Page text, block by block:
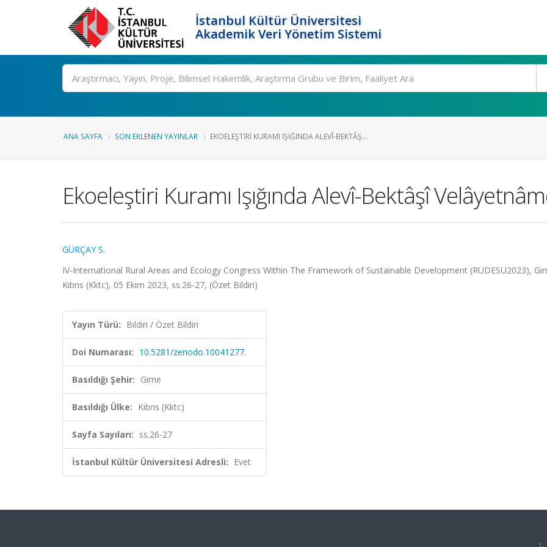
İstanbul Kültür Üniversitesi
Akademik Veri Yönetim Sistemi
Ara
ANA SAYFA SON EKLENEN YAYINLAR EKOELEŞTIRI KURAMI IŞIĞINDA ALEVÎ-BEKTÂŞ...
Ekoeleştiri Kuramı Işığında Alevî-Bektâşî
GÜRÇAY S.
IV-International Rural Areas and Ecology Congress Within The Framework of Sustainable Development (RUDESU2023),
Kıbrıs (Kktc), 05 Ekim 2023, ss.26-27, (Özet Bildiri)
Yayın Türü: Bildiri / Özet Bildiri
Doi Numarası: 10.5281/zenodo.10041277.
Basıldığı Şehir: Girne
Basıldığı Ülke: Kıbrıs (Kktc)
Sayfa Sayıları: ss.26-27
İstanbul Kültür Üniversitesi Adresli: Evet